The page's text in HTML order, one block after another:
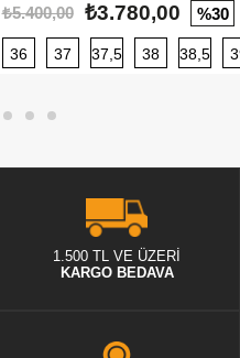
40 40,5 41 42 42,5
₺5.400,00 ₺3.780,00 %30
36 37 37,5 38 38,5
1.500 TL VE ÜZERİ
KARGO BEDAVA